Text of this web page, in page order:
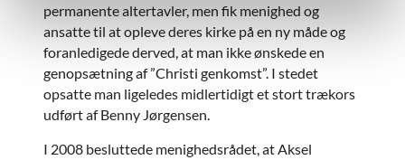
permanente altertavler, men fik menighed og
ansatte til at opleve deres kirke på en ny måde og
foranledigede derved, at man ikke ønskede en
genopsætning af ”Christi genkomst”. I stedet
opsatte man ligeledes midlertidigt et stort trækors
udført af Benny Jørgensen.
I 2008 besluttede menighedsrådet, at Aksel